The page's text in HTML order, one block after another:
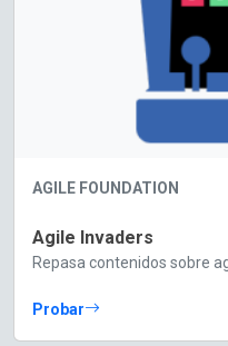
AGILE FOUNDATION
Agile Invaders
Repasa contenidos sobre
Probar